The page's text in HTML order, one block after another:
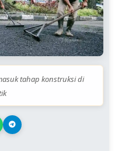
tahap konstruksi di